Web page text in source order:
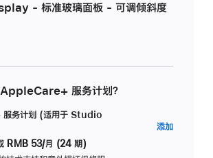
- 标准玻璃面板 - 可调倾斜度
服务计划？
务计划 (适用于 Studio
RMB 53/月 (24 期)
添加